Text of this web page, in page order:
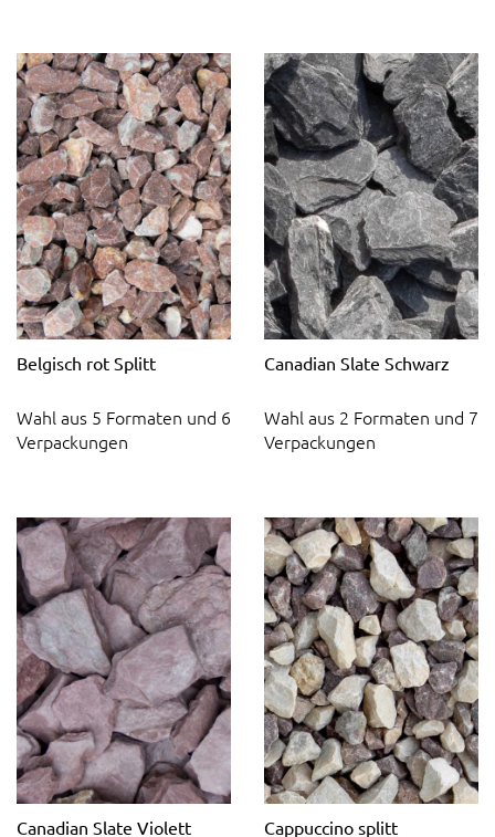
Belgisch rot Splitt
Wahl aus 5 Formaten und 6
Verpackungen
Canadian Slate Schwarz
Wahl aus 2 Formaten und 7
Verpackungen
Canadian Slate Violett Cappuccino splitt